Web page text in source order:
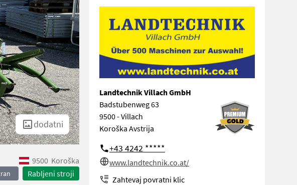
dodatni
9500 Koroška
Rabljeni stroji
Landtechnik Villach GmbH
Badstubenweg 63
9500 - Villach
Koroška Avstrija
+43 4242 *****
www.landtechnik.co.at/
Zahtevaj povratni klic